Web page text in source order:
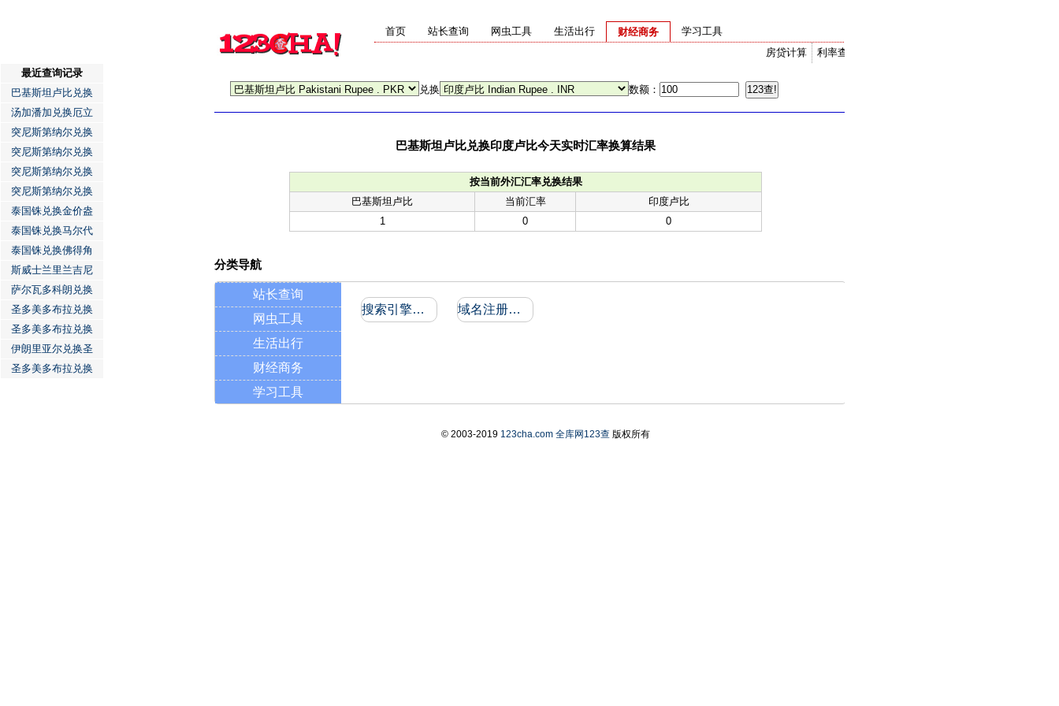
首页 站长查询 网虫工具 生活出行
财经商务
利率查询
房贷计算
学习工具
兑换 数额：
巴基斯坦卢比兑换印度卢比今天实时汇率换算结果
按当前外汇汇率兑换结果
巴基斯坦卢比
当前汇率
印度卢比
1
0 0
最近查询记录
巴基斯坦卢比兑换
汤加潘加兑换厄立
突尼斯第纳尔兑换
突尼斯第纳尔兑换
突尼斯第纳尔兑换
突尼斯第纳尔兑换
泰国铢兑换金价盎
泰国铢兑换马尔代
泰国铢兑换佛得角
斯威士兰里兰吉尼
萨尔瓦多科朗兑换
圣多美多布拉兑换
圣多美多布拉兑换
伊朗里亚尔兑换圣
圣多美多布拉兑换
分类导航
站长查询
网虫工具
生活出行
财经商务
学习工具
搜索引擎收录和反向链接 域名注册信息
© 2003-2019 123cha.com 全库网123查版权所有